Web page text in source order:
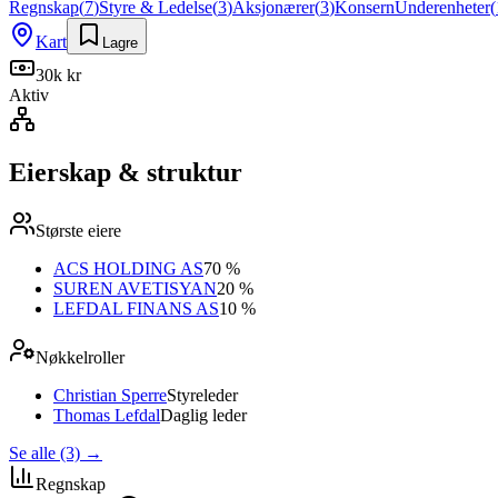
Regnskap(7)Styre & Ledelse(3)Aksjonærer(3)KonsernUnderenheter(
Kart
Lagre
30k kr
Aktiv
Eierskap & struktur
Største eiere
ACS HOLDING AS70 %
SUREN AVETISYAN20 %
LEFDAL FINANS AS10 %
Nøkkelroller
Christian SperreStyreleder
Thomas LefdalDaglig leder
Se alle (3) →
Regnskap